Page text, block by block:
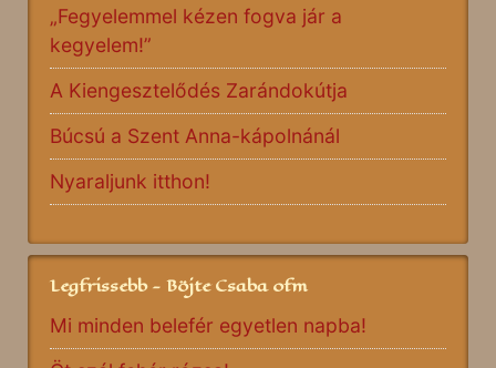
„Fegyelemmel kézen fogva jár a
kegyelem!”
A Kiengesztelődés Zarándokútja
Búcsú a Szent Anna-kápolnánál
Nyaraljunk itthon!
Legfrissebb - Böjte Csaba ofm
Mi minden belefér egyetlen napba!